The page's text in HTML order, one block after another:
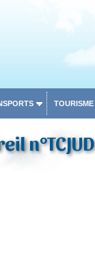
TOURISME
n°TCJUD